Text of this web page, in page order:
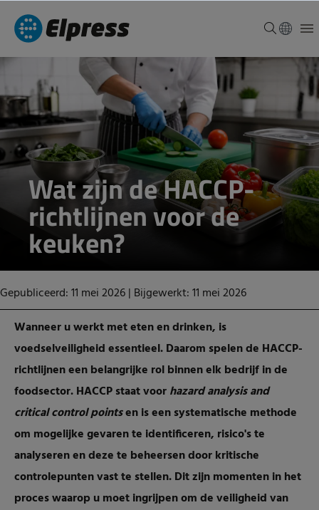
Wat zijn de HACCP-
richtlijnen voor de
keuken?
Gepubliceerd: 11 mei 2026| Bijgewerkt: 11 mei 2026
Wanneer u werkt met eten en drinken, is
voedselveiligheid essentieel. Daarom spelen de HACCP-
richtlijnen een belangrijke rol binnen elk bedrijf in de
foodsector. HACCP staat voorhazard analysis and
critical control pointsen is een systematische methode
om mogelijke gevaren te identificeren, risico's te
analyseren en deze te beheersen door kritische
controlepunten vast te stellen. Dit zijn momenten in het
proces waarop u moet ingrijpen om de veiligheid van